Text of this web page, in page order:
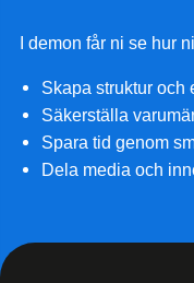
I demon får ni se hur
Skapa struktur och
Säkerställa
Spara tid genom
Dela media och